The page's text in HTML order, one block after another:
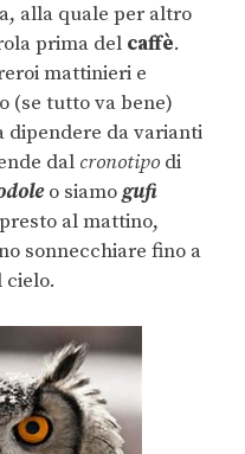
alla quale per altro
prima del caffè.
mattinieri e
(se tutto va bene)
dipendere da varianti
dal cronotipo di
o siamogufi
al mattino,
sonnecchiare fino a
cielo.